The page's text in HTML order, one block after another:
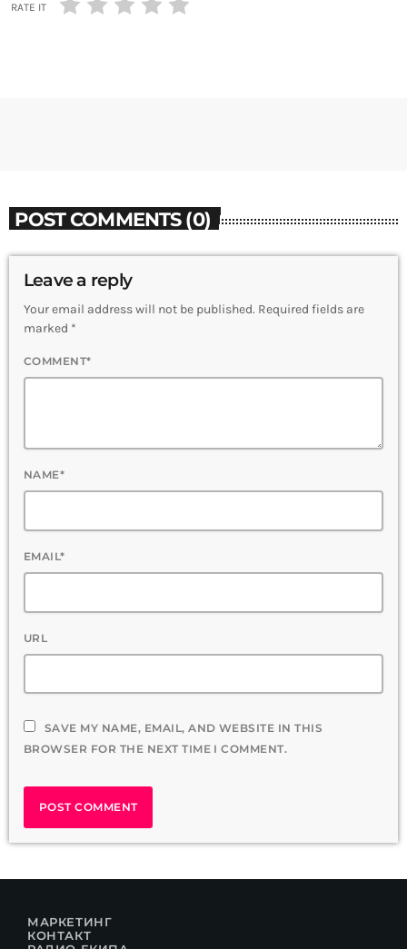
RATE IT
POST COMMENTS (0)
Leave a reply
Your email address will not be published. Required fields are
marked *
COMMENT*
NAME*
EMAIL*
URL
SAVE MY NAME, EMAIL, AND WEBSITE IN THIS
BROWSER FOR THE NEXT TIME I COMMENT.
МАРКЕТИНГ
КОНТАКТ